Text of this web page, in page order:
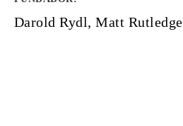
Darold Rydl, Matt Rutledge